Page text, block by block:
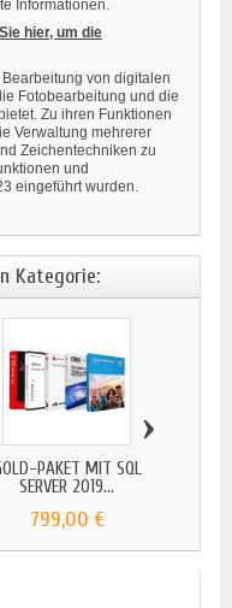
Informationen.
hier, um die
von digitalen
Fotobearbeitung und die
Zu ihren Funktionen
Verwaltung mehrerer
Zeichentechniken zu
und
eingeführt wurden.
Kategorie:
PAKET MIT SQL
SERVER 2019...
799,00 €
›